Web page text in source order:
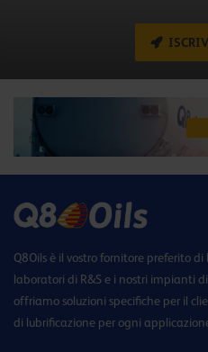
Q8Oils è il vostro fornitore preferito
laboratori di R&S e i nostri impianti
offriamo soluzioni specifiche per il
di lubrificazione per ogni